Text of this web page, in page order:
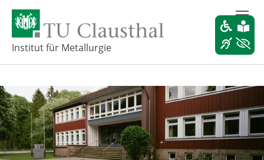
u
t
i
n
h
a
l
Institut für Metallurgie